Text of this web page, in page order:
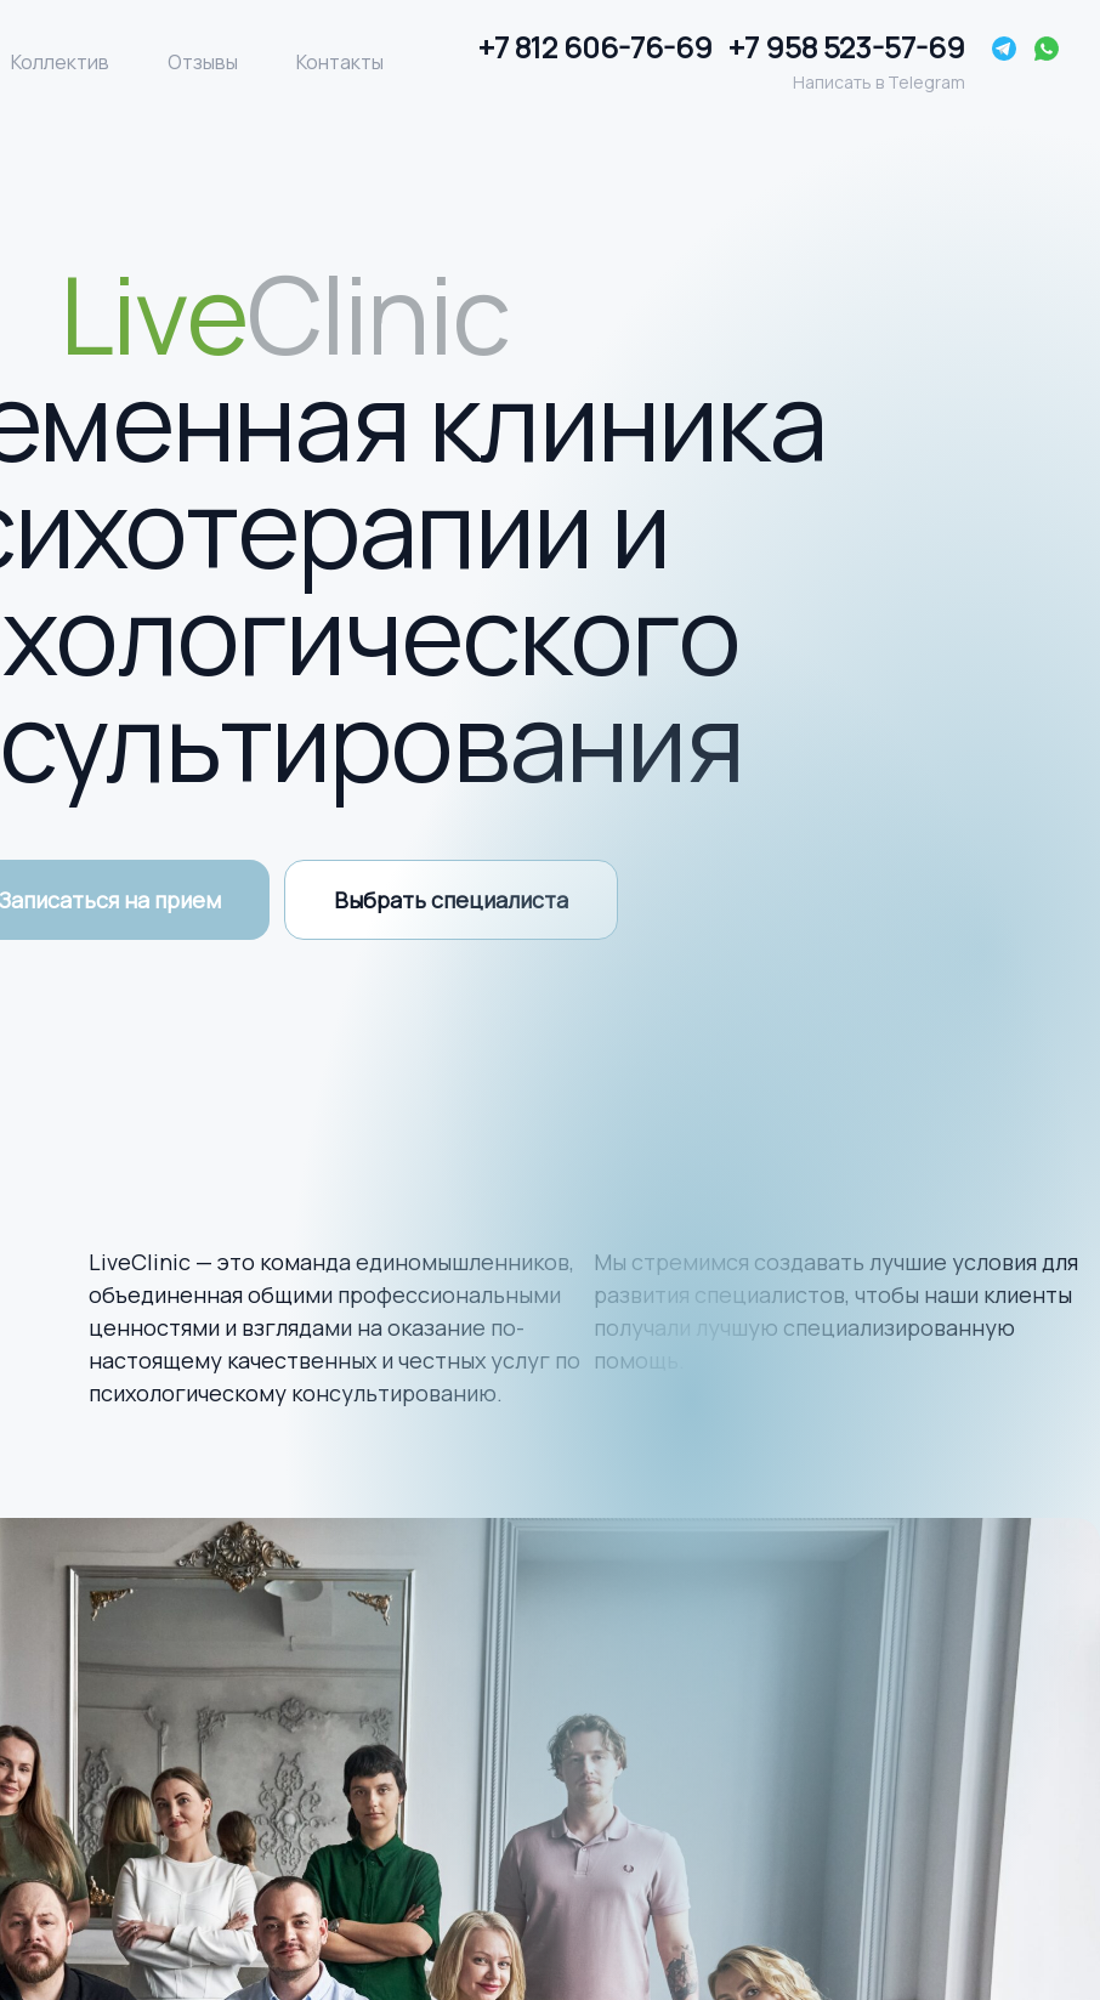
Коллектив Отзывы Контакты +7 812 606-76-69 +7 958 523-57-69
Написать в Telegram
LiveClinic
клиника
и
Записаться на прием Выбрать специалиста
LiveClinic — это команда единомышленников,
объединенная общими профессиональными
ценностями и взглядами на оказание по-
настоящему качественных и честных услуг по
психологическому консультированию.
Мы стремимся создавать лучшие условия для
развития специалистов, чтобы наши клиенты
получали лучшую специализированную
помощь.